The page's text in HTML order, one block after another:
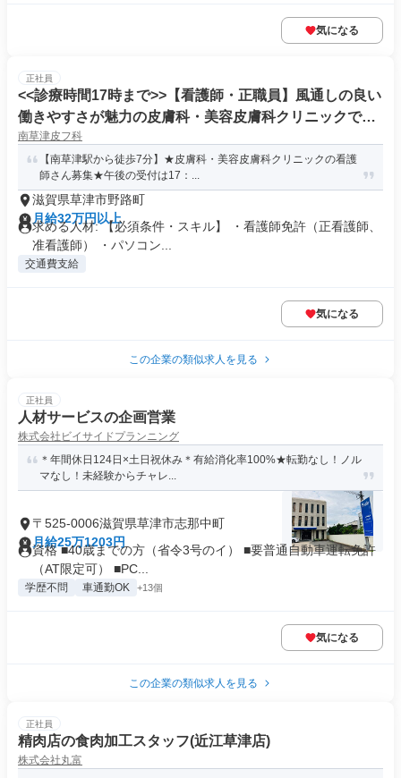
気になる
正社員
<<診療時間17時まで>>【看護師・正職員】風通しの良い
働きやすさが魅力の皮膚科・美容皮膚科クリニックです!
子育て世代も多数勤務!
南草津皮フ科
【南草津駅から徒歩7分】★皮膚科・美容皮膚科クリニックの看護
師さん募集★午後の受付は17：...
滋賀県草津市野路町
月給32万円以上
求める人材: 【必須条件・スキル】 ・看護師免許（正看護師、
准看護師） ・パソコン...
交通費支給
気になる
この企業の類似求人を見る
正社員
人材サービスの企画営業
株式会社ビイサイドプランニング
＊年間休日124日×土日祝休み＊有給消化率100%★転勤なし！ノル
マなし！未経験からチャレ...
〒525-0006滋賀県草津市志那中町
月給25万1203円
資格 ■40歳までの方（省令3号のイ） ■要普通自動車運転免許
（AT限定可） ■PC...
学歴不問 車通勤OK +13個
気になる
この企業の類似求人を見る
正社員
精肉店の食肉加工スタッフ(近江草津店)
株式会社丸富